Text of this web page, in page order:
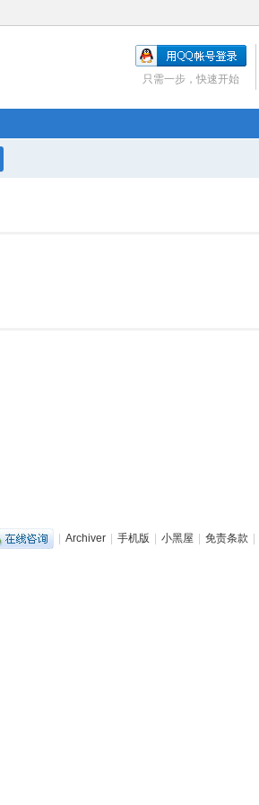
只需一步，快速开始
| Archiver | 手机版 | 小黑屋 | 免责条款 |